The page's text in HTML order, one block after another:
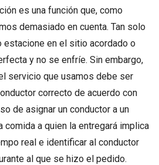
es una función que, como
demasiado en cuenta. Tan solo
estacione en el sitio acordado o
y no se enfríe. Sin embargo,
servicio que usamos debe ser
correcto de acuerdo con
de asignar un conductor a un
comida a quien la entregará implica
real e identificar al conductor
al que se hizo el pedido.